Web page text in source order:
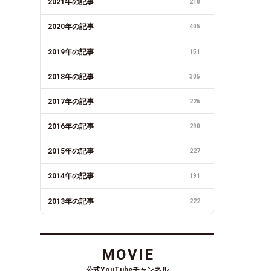
2021年の記事 218
2020年の記事 405
2019年の記事 151
2018年の記事 305
2017年の記事 226
2016年の記事 290
2015年の記事 227
2014年の記事 191
2013年の記事 222
MOVIE